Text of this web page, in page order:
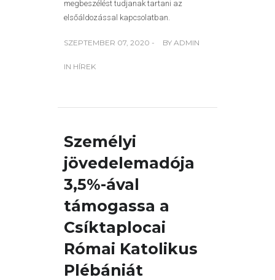
megbeszélést tudjanak tartani az
elsőáldozással kapcsolatban.
SZEPTEMBER 07, 2020 - BY ADMIN
IN HÍREK
Személyi
jövedelemadója
3,5%-ával
támogassa a
Csíktaplocai
Római Katolikus
Plébániát